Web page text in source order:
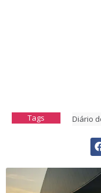
Tags Diário